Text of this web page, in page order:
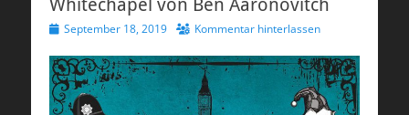
Veröffentlicht
September 18, 2019 Kommentar hinterlassen